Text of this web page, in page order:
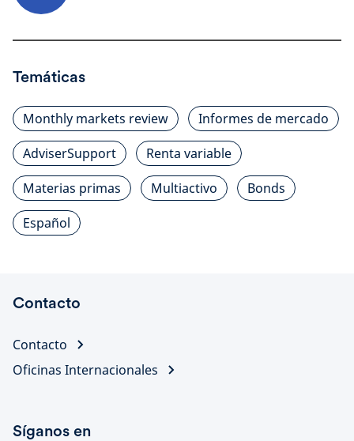
Temáticas
Monthly markets review
Informes de mercado
AdviserSupport
Renta variable
Materias primas
Multiactivo
Bonds
Español
Contacto
Contacto
Oficinas Internacionales
Síganos en